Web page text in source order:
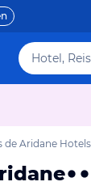
de Aridane Hotels